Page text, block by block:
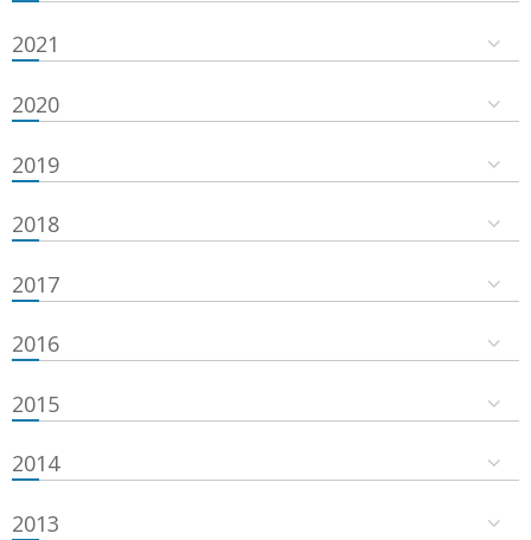
2021
2020
2019
2018
2017
2016
2015
2014
2013